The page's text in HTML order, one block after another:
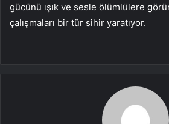
gücünü ışık ve sesle ölümlülere
çalışmaları bir tür sihir yaratıyor.